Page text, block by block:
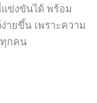
ข่งขันได้ พร้อม
ายขึ้น เพราะความ
ทุกคน